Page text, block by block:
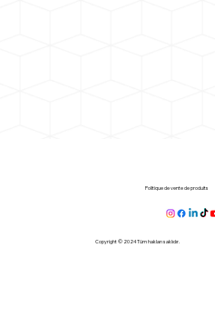
Politique de vente de produits
Copyright © 2024 Tüm hakları saklıdır.